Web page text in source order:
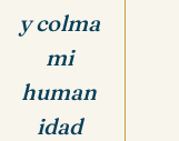
y colma
mi
human
idad